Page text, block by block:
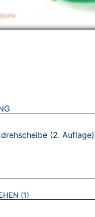
(2. Auflage)
ODER
1